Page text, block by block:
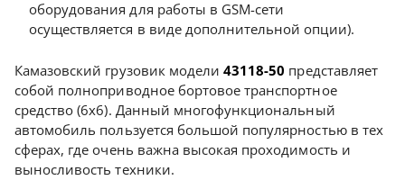
оборудования для работы в GSM-сети
осуществляется в виде дополнительной опции).
Камазовский грузовик модели43118-50 представляет
собой полноприводное бортовое транспортное
средство (6х6). Данный многофункциональный
автомобиль пользуется большой популярностью в тех
сферах, где очень важна высокая проходимость и
выносливость техники.